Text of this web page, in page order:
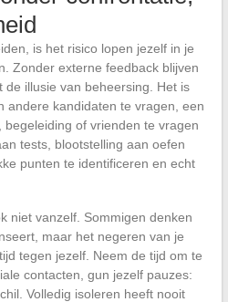
is het risico lopen jezelf in je
Zonder externe feedback blijven
illusie van beheersing. Het is
andere kandidaten te vragen, een
of vrienden te vragen
tests, blootstelling aan oefen
punten te identificeren en echt
niet vanzelf. Sommigen denken
maar het negeren van je
tegen jezelf. Neem de tijd om te
contacten, gun jezelf pauzes:
Volledig isoleren heeft nooit